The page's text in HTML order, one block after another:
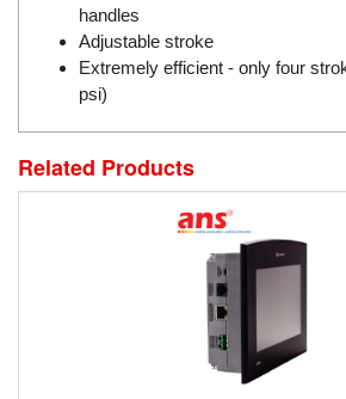
Dunkermotoren
Durag
Dwyer
DYH
Dynisco
E+E ELEKTRONIK
handles
Adjustable stroke
Extremely efficient - only four
psi)
Related Products